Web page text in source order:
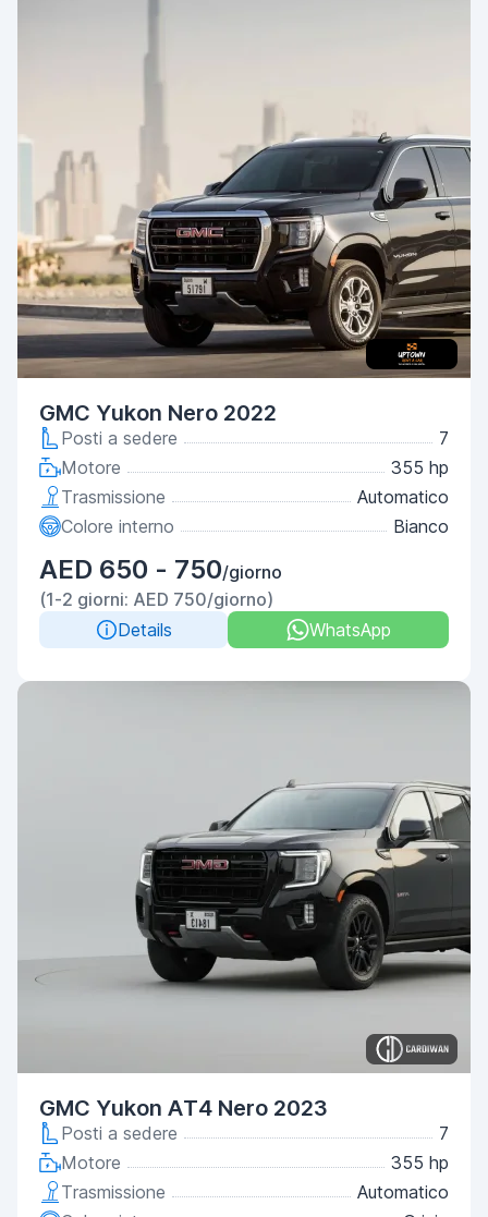
GMC Yukon Nero 2022
Posti a sedere
7
Motore
355 hp
Trasmissione
Automatico
Colore interno
Bianco
AED 650 - 750/giorno
(1-2 giorni: AED 750/giorno)
Details
WhatsApp
GMC Yukon AT4 Nero 2023
Posti a sedere
7
Motore
355 hp
Trasmissione
Automatico